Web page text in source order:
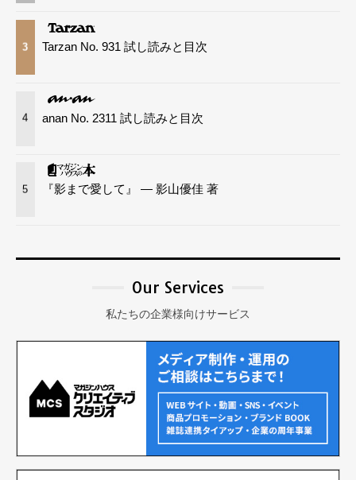
3 Tarzan No. 931 試し読みと目次
4 anan No. 2311 試し読みと目次
5 『影まで愛して』 — 影山優佳 著
Our Services
私たちの企業様向けサービス